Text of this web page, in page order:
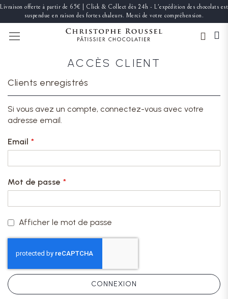
Livraison offerte à partir de 65€ | Click & Collect dès 24h - L'expédition des chocolats est
suspendue en raison des fortes chaleurs. Merci de votre compréhension.
ACCÈS CLIENT
Clients enregistrés
Si vous avez un compte, connectez-vous avec votre
adresse email.
Email
Mot de passe
Afficher le mot de passe
CONNEXION